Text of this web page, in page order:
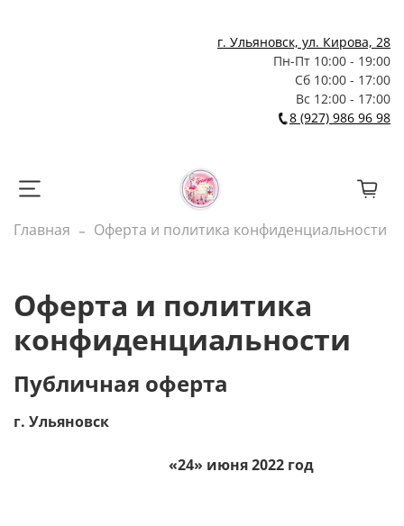
г. Ульяновск, ул. Кирова, 28
Пн-Пт 10:00 - 19:00
Сб 10:00 - 17:00
Вс 12:00 - 17:00
8 (927) 986 96 98
Главная Оферта и политика конфиденциальности
Оферта и политика
конфиденциальности
Публичная оферта
г. Ульяновск
«24» июня 2022 год